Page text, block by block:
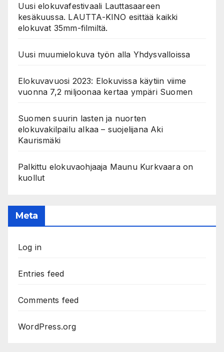
Uusi elokuvafestivaali Lauttasaareen
kesäkuussa. LAUTTA-KINO esittää kaikki
elokuvat 35mm-filmiltä.
Uusi muumielokuva työn alla Yhdysvalloissa
Elokuvavuosi 2023: Elokuvissa käytiin viime
vuonna 7,2 miljoonaa kertaa ympäri Suomen
Suomen suurin lasten ja nuorten
elokuvakilpailu alkaa – suojelijana Aki
Kaurismäki
Palkittu elokuvaohjaaja Maunu Kurkvaara on
kuollut
Meta
Log in
Entries feed
Comments feed
WordPress.org